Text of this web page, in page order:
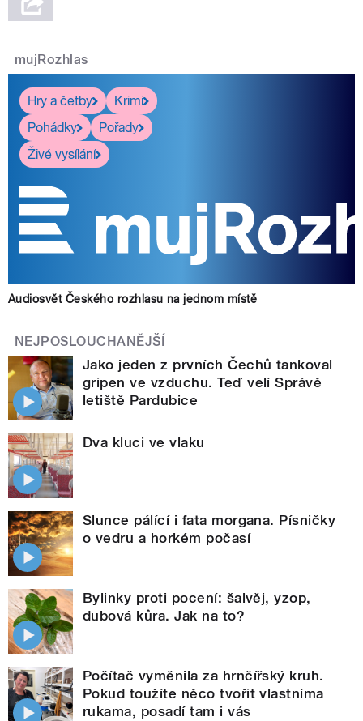
mujRozhlas
Hry a četby
Krimi
Pohádky
Pořady
Živé vysílání
Audiosvět Českého rozhlasu na jednom místě
NEJPOSLOUCHANĚJŠÍ
Jako jeden z prvních Čechů tankoval
gripen ve vzduchu. Teď velí Správě
letiště Pardubice
Dva kluci ve vlaku
Slunce pálící i fata morgana. Písničky
o vedru a horkém počasí
Bylinky proti pocení: šalvěj, yzop,
dubová kůra. Jak na to?
Počítač vyměnila za hrnčířský kruh.
Pokud toužíte něco tvořit vlastníma
rukama, posadí tam i vás